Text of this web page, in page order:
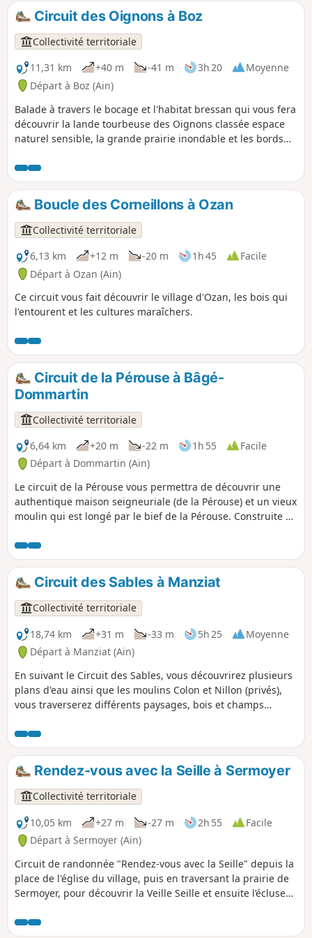
pancarte qui parle d'un ancien moulin
sur l'Étang Morel.
Circuit des Oignons à Boz
Collectivité territoriale
11,31 km
+40 m -41 m 3h 20
Moyenne
Départ à Boz (Ain)
Balade à travers le bocage et l'habitat bressan qui vous fera
découvrir la lande tourbeuse des Oignons classée espace
naturel sensible, la grande prairie inondable et les bords
Boucle des Corneillons à Ozan
Collectivité territoriale
6,13 km
+12 m -20 m 1h 45
Facile
Départ à Ozan (Ain)
Ce circuit vous fait découvrir le village d'Ozan, les bois qui
l'entourent et les cultures maraîchers.
Circuit de la Pérouse à Bâgé-
Dommartin
Collectivité territoriale
6,64 km
+20 m -22 m 1h 55
Facile
Départ à Dommartin (Ain)
Le circuit de la Pérouse vous permettra de découvrir une
authentique maison seigneuriale (de la Pérouse) et un vieux
moulin qui est longé par le bief de la Pérouse. Construite en
L'église de Dommartin à la particularité d'avoir son chœur
orienté à l'Ouest. La niche qui surmonte le portail abrite
une Vierge à l'Enfant, datant du XVe siècle.
Circuit des Sables à Manziat
Collectivité territoriale
18,74 km
+31 m -33 m 5h 25
Moyenne
Départ à Manziat (Ain)
En suivant le Circuit des Sables, vous découvrirez plusieurs
plans d'eau ainsi que les moulins Colon et Nillon (privés),
vous traverserez différents paysages, bois et champs
Rendez-vous avec la Seille à Sermoyer
Collectivité territoriale
10,05 km
+27 m -27 m 2h 55
Facile
Départ à Sermoyer (Ain)
Circuit de randonnée "Rendez-vous avec la Seille" depuis la
place de l'église du village, puis en traversant la prairie de
Sermoyer, pour découvrir la Veille Seille et ensuite l’écluse
Saône est le domaine de la prairie inondable qui s’étend à